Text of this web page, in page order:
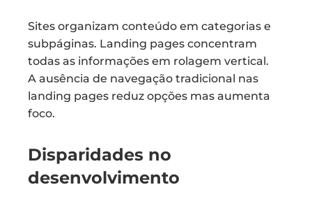
Sites organizam conteúdo em categorias e
subpáginas. Landing pages concentram
todas as informações em rolagem vertical.
A ausência de navegação tradicional nas
landing pages reduz opções mas aumenta
foco.
Disparidades no
desenvolvimento